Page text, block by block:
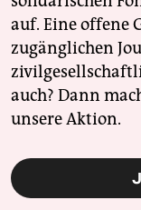
auf. Eine offene
zugänglichen
auch? Dann
unsere Aktion.